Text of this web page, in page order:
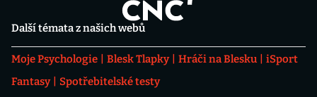
Další témata z našich webů
Moje Psychologie Blesk Tlapky Hráči na Blesku
iSport
Fantasy
Spotřebitelské testy